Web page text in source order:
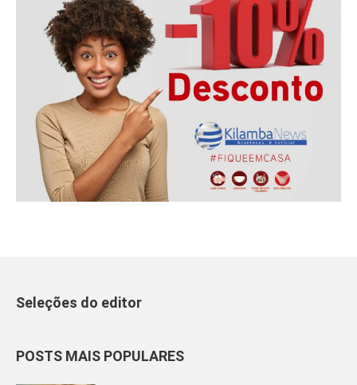
Seleções do editor
POSTS MAIS POPULARES